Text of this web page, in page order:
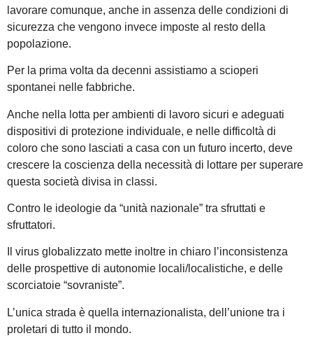
lavorare comunque, anche in assenza delle condizioni di
sicurezza che vengono invece imposte al resto della
popolazione.
Per la prima volta da decenni assistiamo a scioperi
spontanei nelle fabbriche.
Anche nella lotta per ambienti di lavoro sicuri e adeguati
dispositivi di protezione individuale, e nelle difficoltà di
coloro che sono lasciati a casa con un futuro incerto, deve
crescere la coscienza della necessità di lottare per superare
questa società divisa in classi.
Contro le ideologie da “unità nazionale” tra sfruttati e
sfruttatori.
Il virus globalizzato mette inoltre in chiaro l’inconsistenza
delle prospettive di autonomie locali/localistiche, e delle
scorciatoie “sovraniste”.
L’unica strada è quella internazionalista, dell’unione tra i
proletari di tutto il mondo.